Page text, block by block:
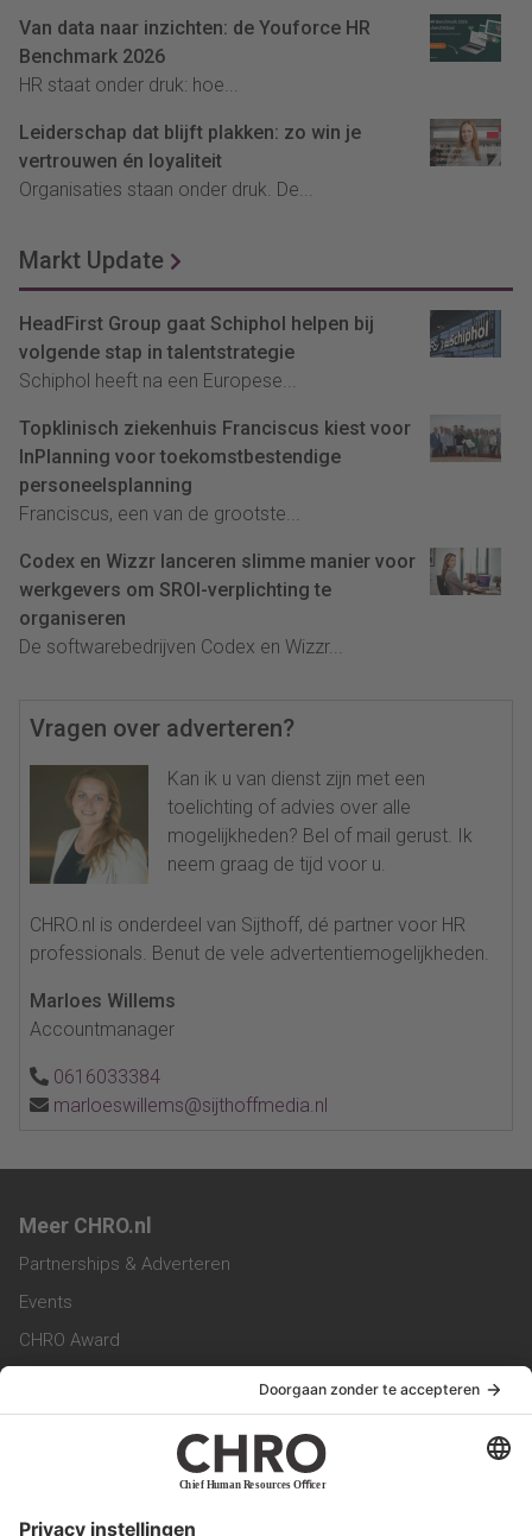
Van data naar inzichten: de Youforce HR
Benchmark 2026
HR staat onder druk: hoe...
Leiderschap dat blijft plakken: zo win je
vertrouwen én loyaliteit
Organisaties staan onder druk. De...
Markt Update
HeadFirst Group gaat Schiphol helpen bij
volgende stap in talentstrategie
Schiphol heeft na een Europese...
Topklinisch ziekenhuis Franciscus kiest voor
InPlanning voor toekomstbestendige
personeelsplanning
Franciscus, een van de grootste...
Codex en Wizzr lanceren slimme manier voor
werkgevers om SROI-verplichting te
organiseren
De softwarebedrijven Codex en Wizzr...
Vragen over adverteren?
Kan ik u van dienst zijn met een
toelichting of advies over alle
mogelijkheden? Bel of mail gerust. Ik
neem graag de tijd voor u.
CHRO.nl is onderdeel van Sijthoff, dé partner voor HR
professionals. Benut de vele advertentiemogelijkheden.
Marloes Willems
Accountmanager
0616033384
marloeswillems@sijthoffmedia.nl
Meer CHRO.nl
Partnerships & Adverteren
Events
CHRO Award
CHRO Magazine
Service & Contact
Werken bij ons